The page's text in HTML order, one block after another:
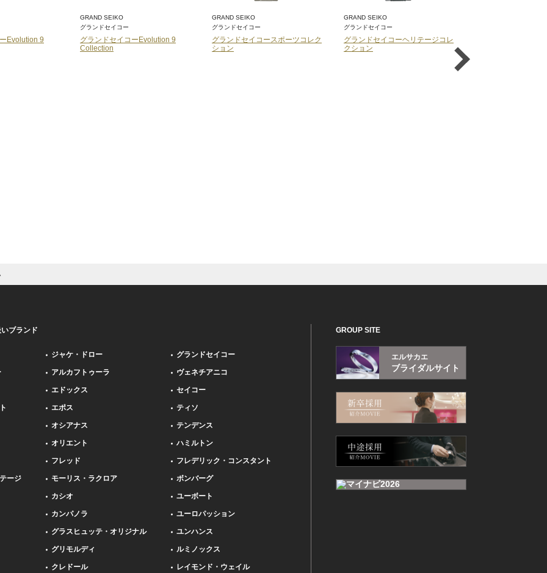
Evolution 9
GRAND SEIKO
グランドセイコー
グランドセイコーEvolution 9
Collection
GRAND SEIKO
グランドセイコー
グランドセイコースポーツコレク
ション
GRAND SEIKO
グランドセイコー
グランドセイコーヘリテージコレ
クション
ブランド
ージ
ジャケ・ドロー
アルカフトゥーラ
エドックス
エポス
オシアナス
オリエント
フレッド
モーリス・ラクロア
カシオ
カンパノラ
グラスヒュッテ・オリジナル
グリモルディ
クレドール
グランドセイコー
ヴェネチアニコ
セイコー
ティソ
テンデンス
ハミルトン
フレデリック・コンスタント
ボンバーグ
ユーボート
ユーロパッション
ユンハンス
ルミノックス
レイモンド・ウェイル
GROUP SITE
エルサカエ
ブライダルサイト